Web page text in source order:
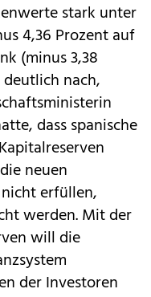
stark unter
4,36 Prozent auf
(minus 3,38
deutlich nach,
dass spanische
neuen
erfüllen,
werden. Mit der
will die
der Investoren